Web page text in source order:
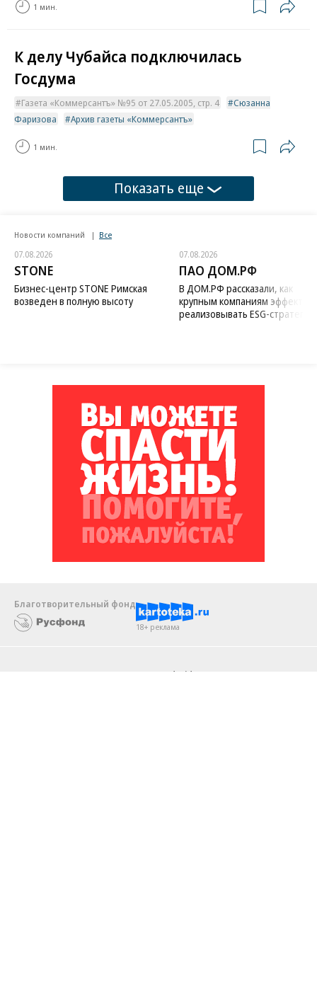
1 мин.
К делу Чубайса подключилась
Госдума
Газета «Коммерсантъ» №95 от 27.05.2005, стр. 4
Сюзанна
Фаризова
Архив газеты «Коммерсантъ»
1 мин.
Показать еще
Новости компаний Все
07.08.2026
STONE
Бизнес-центр STONE Римская
возведен в полную высоту
07.08.2026
ПАО ДОМ.РФ
В ДОМ.РФ рассказали, как
крупным компаниям
реализовывать ESG-стратегию
Благотворительный фонд
18+ реклама
Android